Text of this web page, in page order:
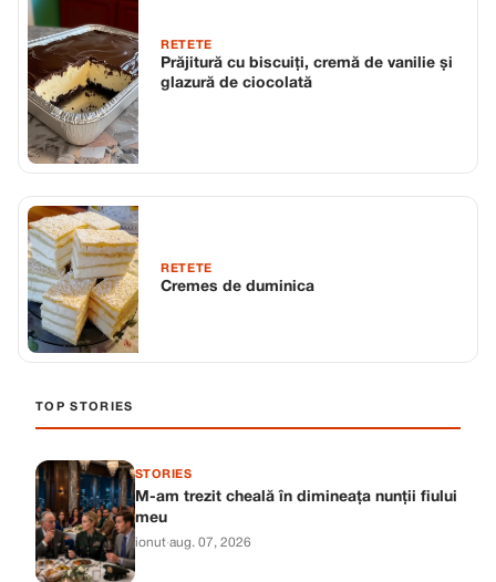
RETETE
Prăjitură cu biscuiți, cremă de vanilie și
glazură de ciocolată
RETETE
Cremes de duminica
TOP STORIES
STORIES
M-am trezit cheală în dimineața nunții fiului
meu
ionut·aug. 07, 2026